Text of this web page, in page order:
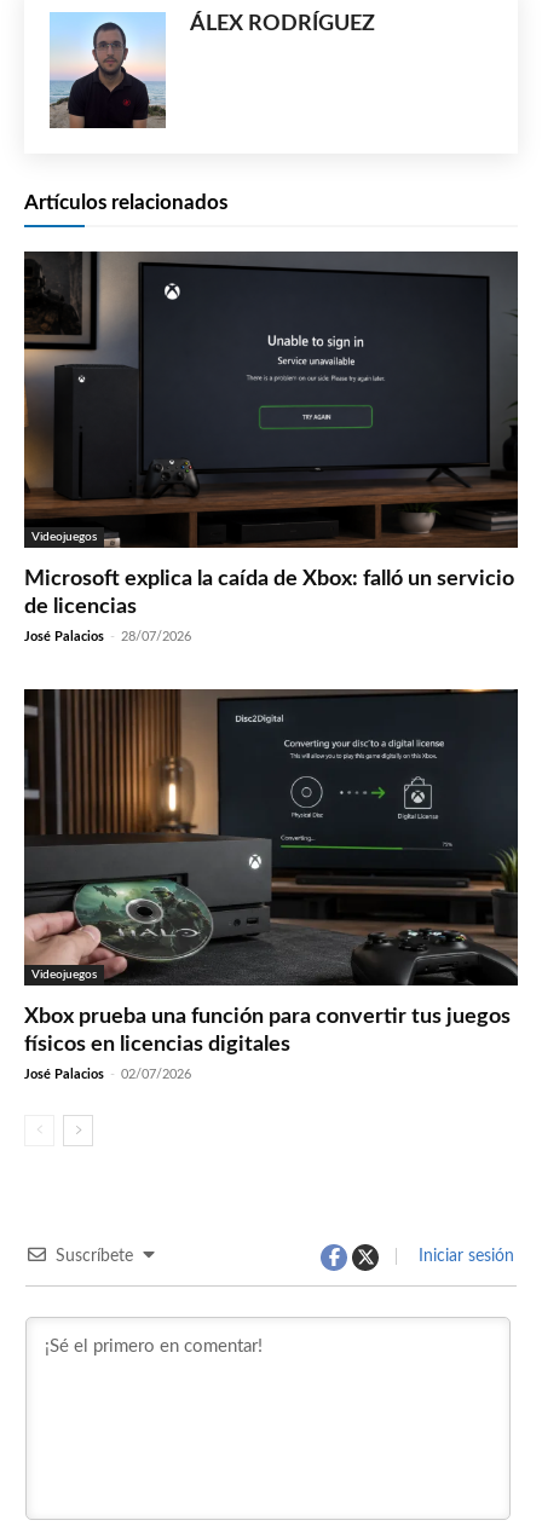
ÁLEX RODRÍGUEZ
Artículos relacionados
Videojuegos
Microsoft explica la caída de Xbox: falló un servicio
de licencias
José Palacios - 28/07/2026
Videojuegos
Xbox prueba una función para convertir tus juegos
físicos en licencias digitales
José Palacios - 02/07/2026
Suscríbete Iniciar sesión